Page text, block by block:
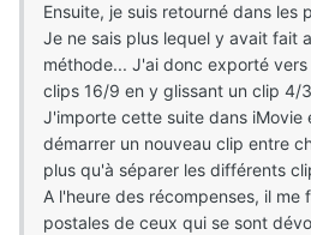
Ensuite, je suis retourné dans les
Je ne sais plus lequel y avait fait
méthode... J'ai donc exporté
clips 16/9 en y glissant un clip 4/
J'importe cette suite dans iMovie
démarrer un nouveau clip entre
plus qu'à séparer les différents
A l'heure des récompenses, il me
postales de ceux qui se sont